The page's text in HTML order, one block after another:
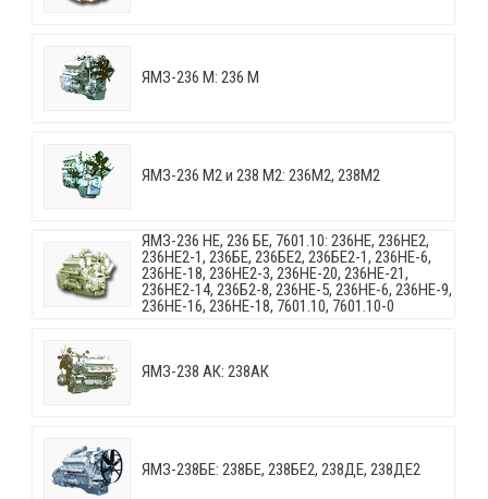
ЯМЗ-236 М: 236 М
ЯМЗ-236 М2 и 238 М2: 236М2, 238М2
ЯМЗ-236 НЕ, 236 БЕ, 7601.10: 236НЕ, 236НЕ2,
236НЕ2-1, 236БЕ, 236БЕ2, 236БЕ2-1, 236НЕ-6,
236НЕ-18, 236НЕ2-3, 236НЕ-20, 236НЕ-21,
236НЕ2-14, 236Б2-8, 236НЕ-5, 236НЕ-6, 236НЕ-9,
236НЕ-16, 236НЕ-18, 7601.10, 7601.10-0
ЯМЗ-238 АК: 238АК
ЯМЗ-238БЕ: 238БЕ, 238БЕ2, 238ДЕ, 238ДЕ2